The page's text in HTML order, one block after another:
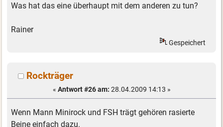
Was hat das eine überhaupt mit dem anderen zu tun?
Rainer
Gespeichert
Rockträger
« Antwort #26 am: 28.04.2009 14:13 »
Wenn Mann Minirock und FSH trägt gehören rasierte
Beine einfach dazu.